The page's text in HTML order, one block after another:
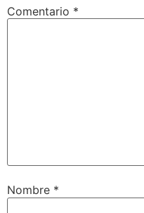
Comentario *
Nombre *